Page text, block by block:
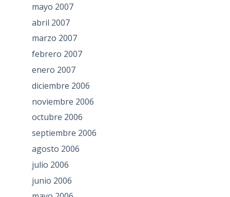
mayo 2007
abril 2007
marzo 2007
febrero 2007
enero 2007
diciembre 2006
noviembre 2006
octubre 2006
septiembre 2006
agosto 2006
julio 2006
junio 2006